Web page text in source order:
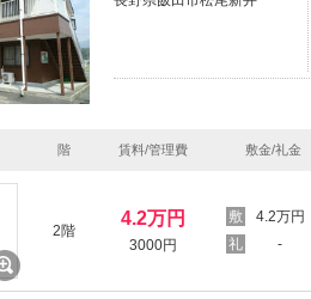
階 賃料/管理費 敷金/礼金
2階
4.2万円
3000円
4.2万円
-